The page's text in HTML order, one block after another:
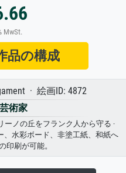
MwSt.
品の構成
· 絵画ID: 4872
術家
ノの丘をフランク人から守る ·
、水彩ボード、非塗工紙、和紙へ
印刷が可能。